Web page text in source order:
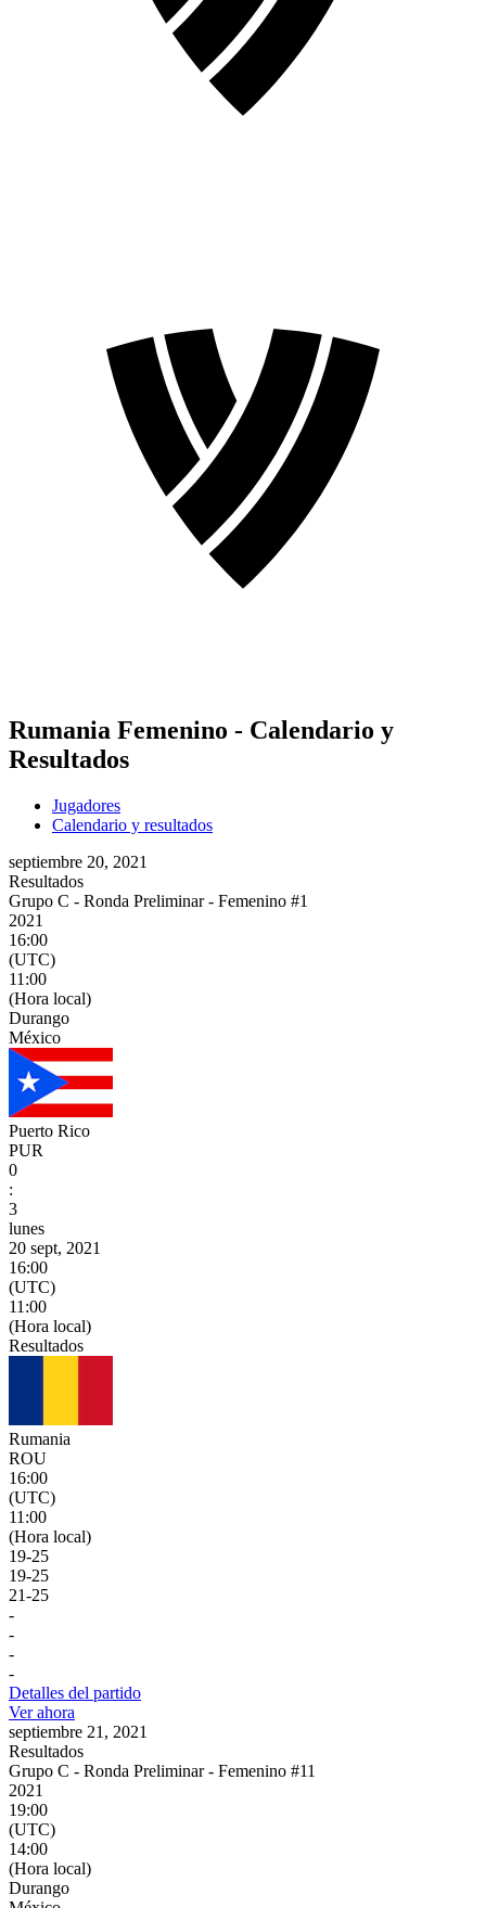
Rumania Femenino - Calendario y
Resultados
Jugadores
Calendario y resultados
septiembre 20, 2021
Resultados
Grupo C - Ronda Preliminar - Femenino #1
2021
16:00
(UTC)
11:00
(Hora local)
Durango
México
Puerto Rico
PUR
0
:
3
lunes
20 sept, 2021
16:00
(UTC)
11:00
(Hora local)
Resultados
Rumania
ROU
16:00
(UTC)
11:00
(Hora local)
19-25
19-25
21-25
-
-
-
-
Detalles del partido
Ver ahora
septiembre 21, 2021
Resultados
Grupo C - Ronda Preliminar - Femenino #11
2021
19:00
(UTC)
14:00
(Hora local)
Durango